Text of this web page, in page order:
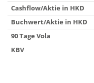
Cashflow/Aktie in HKD
Buchwert/Aktie in HKD
90 Tage Vola
KBV